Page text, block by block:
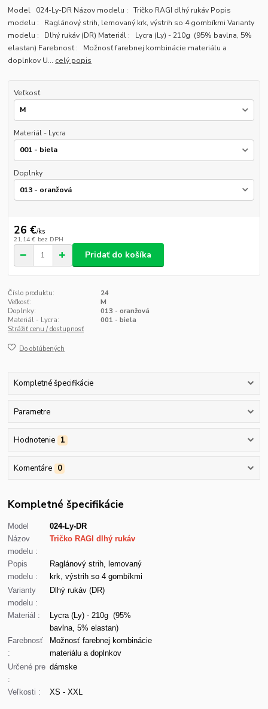
Model 024-Ly-DR Názov modelu : Tričko RAGI dlhý rukáv Popis
modelu : Raglánový strih, lemovaný krk, výstrih so 4 gombíkmi Varianty
modelu : Dlhý rukáv (DR) Materiál : Lycra (Ly) - 210g (95% bavlna, 5%
elastan) Farebnosť : Možnosť farebnej kombinácie materiálu a
doplnkov U... celý popis
Veľkosť
Materiál - Lycra
Doplnky
26 €/ks
21,14 € bez DPH
Pridať do košíka
Číslo produktu:
24
Veľkosť:
M
Doplnky:
013 - oranžová
Materiál - Lycra:
001 - biela
Strážiť cenu / dostupnosť
Do obľúbených
Kompletné špecifikácie
Parametre
Hodnotenie 1
Komentáre 0
Kompletné špecifikácie
Model
024-Ly-DR
Názov
modelu :
Tričko RAGI dlhý rukáv
Popis
modelu :
Raglánový strih, lemovaný
krk, výstrih so 4 gombíkmi
Varianty
modelu :
Dlhý rukáv (DR)
Materiál :
Lycra (Ly) - 210g (95%
bavlna, 5% elastan)
Farebnosť
:
Možnosť farebnej kombinácie
materiálu a doplnkov
Určené pre
:
dámske
Veľkosti : XS - XXL